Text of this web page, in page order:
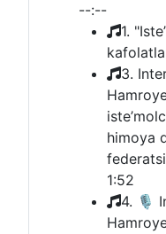
--:--
1.
3.
himoya
1:52
4. 🎙